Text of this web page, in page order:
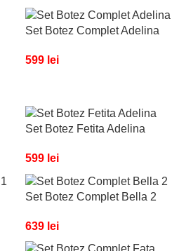
Set Botez Complet Adelina
599 lei
Set Botez Fetita Adelina
599 lei
Set Botez Complet Bella 2
639 lei